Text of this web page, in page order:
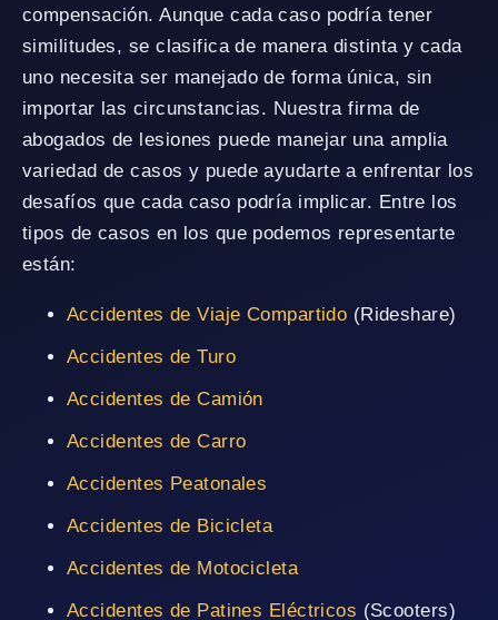
compensación. Aunque cada caso podría tener
similitudes, se clasifica de manera distinta y cada
uno necesita ser manejado de forma única, sin
importar las circunstancias. Nuestra firma de
abogados de lesiones puede manejar una amplia
variedad de casos y puede ayudarte a enfrentar los
desafíos que cada caso podría implicar. Entre los
tipos de casos en los que podemos representarte
están:
Accidentes de Viaje Compartido (Rideshare)
Accidentes de Turo
Accidentes de Camión
Accidentes de Carro
Accidentes Peatonales
Accidentes de Bicicleta
Accidentes de Motocicleta
Accidentes de Patines Eléctricos (Scooters)